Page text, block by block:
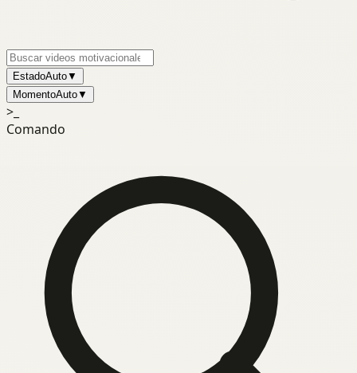
EstadoAuto▼
MomentoAuto▼
>_
Comando